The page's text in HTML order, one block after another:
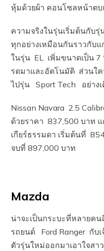
หุ้มด้วยผ้า คอนโซลหน้าตบ
ความจริงในรุ่นเริ่มต้นกับ
ทุกอย่างเหมือนกันราวกับแ
ในรุ่น EL เพิ่มขนาดเป็น
รดมาและอัตโนมัติ ส่วนใค
ไปรุ่น Sport Tech อย่างเ
Nissan Navara 2.5
ด้วยราคา 837,500 บาท
เกียร์ธรรมดา เริ่มต้นที่
จบที่ 897,000 บาท
Mazda
น่าจะเป็นกระบะที่หลายค
รถยนต์ Ford Ranger กับ
ตัวรุ่นใหม่ออกมาเอาใจสา